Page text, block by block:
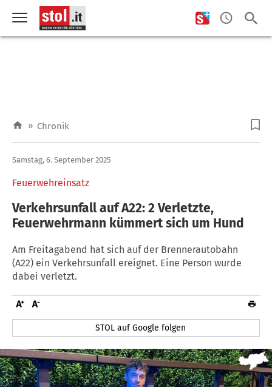
» Chronik
Feuerwehreinsatz
Samstag, 6. September 2025
Verkehrsunfall auf A22: 2 Verletzte,
Feuerwehrmann kümmert sich um Hund
Am Freitagabend hat sich auf der Brennerautobahn
(A22) ein Verkehrsunfall ereignet. Eine Person wurde
dabei verletzt.
STOL auf Google folgen